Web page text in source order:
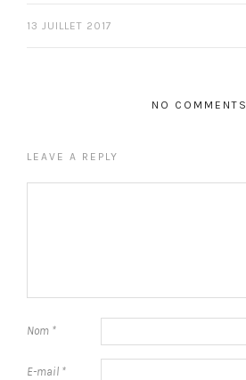
13 JUILLET 2017
NO COMMENTS
LEAVE A REPLY
Nom *
E-mail *